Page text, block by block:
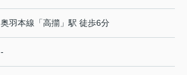
奥羽本線 「高擶 」駅 徒歩6分
-